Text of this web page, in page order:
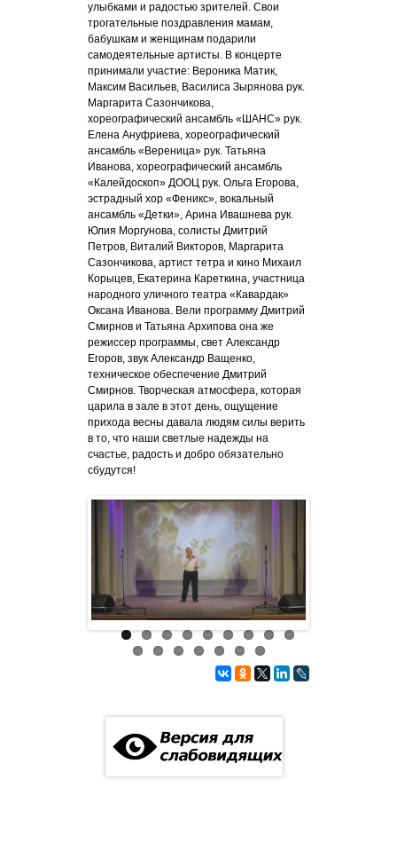
улыбками и радостью зрителей. Свои
трогательные поздравления мамам,
бабушкам и женщинам подарили
самодеятельные артисты. В концерте
принимали участие: Вероника Матик,
Максим Васильев, Василиса Зырянова рук.
Маргарита Сазончикова,
хореографический ансамбль «ШАНС» рук.
Елена Ануфриева, хореографический
ансамбль «Вереница» рук. Татьяна
Иванова, хореографический ансамбль
«Калейдоскоп» ДООЦ рук. Ольга Егорова,
эстрадный хор «Феникс», вокальный
ансамбль «Детки», Арина Ивашнева рук.
Юлия Моргунова, солисты Дмитрий
Петров, Виталий Викторов, Маргарита
Сазончикова, артист тетра и кино Михаил
Корыцев, Екатерина Кареткина, участница
народного уличного театра «Кавардак»
Оксана Иванова. Вели программу Дмитрий
Смирнов и Татьяна Архипова она же
режиссер программы, свет Александр
Егоров, звук Александр Ващенко,
техническое обеспечение Дмитрий
Смирнов. Творческая атмосфера, которая
царила в зале в этот день, ощущение
прихода весны давала людям силы верить
в то, что наши светлые надежды на
счастье, радость и добро обязательно
сбудутся!